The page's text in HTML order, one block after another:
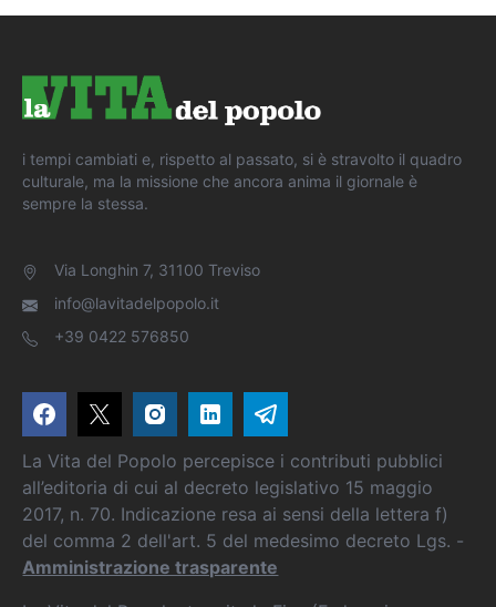
i tempi cambiati e, rispetto al passato, si è stravolto il quadro
culturale, ma la missione che ancora anima il giornale è
sempre la stessa.
Via Longhin 7, 31100 Treviso
info@lavitadelpopolo.it
+39 0422 576850
La Vita del Popolo percepisce i contributi pubblici
all’editoria di cui al decreto legislativo 15 maggio
2017, n. 70. Indicazione resa ai sensi della lettera f)
del comma 2 dell'art. 5 del medesimo decreto Lgs. -
Amministrazione trasparente